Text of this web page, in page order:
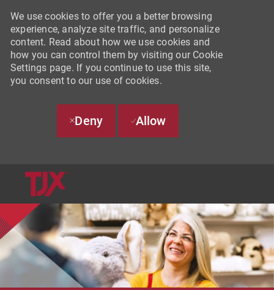
We use cookies to offer you a better browsing
experience, analyze site traffic, and personalize
content. Read about how we use cookies and
how you can control them by visiting our Cookie
Settings page. If you continue to use this site,
you consent to our use of cookies.
Deny Allow